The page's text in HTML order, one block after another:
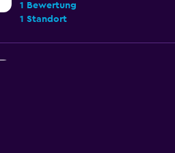
1 Bewertung
1 Standort